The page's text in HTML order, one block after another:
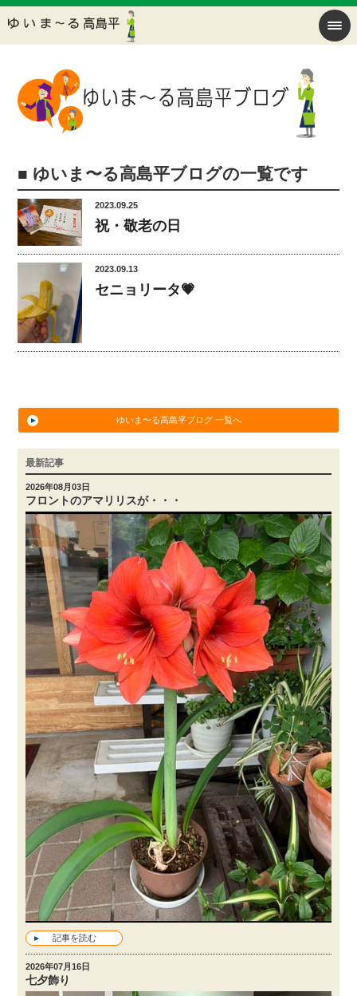
■ ゆいま〜る高島平ブログの一覧です
2023.09.25
祝・敬老の日
2023.09.13
セニョリータ💗
ゆいま〜る高島平ブログ 一覧へ
最新記事
2026年08月03日
フロントのアマリリスが・・・
記事を読む
2026年07月16日
七夕飾り